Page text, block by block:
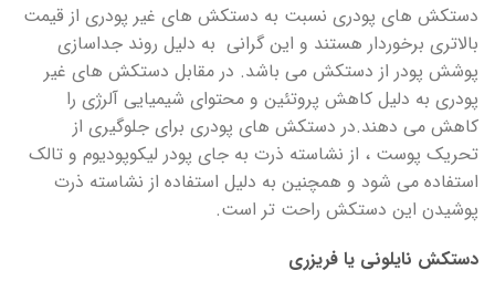
دستکش های پودری نسبت به دستکش های غیر پودری از قیمت
بالاتری برخوردار هستند و این گرانی به دلیل روند جداسازی
پوشش پودر از دستکش می باشد. در مقابل دستکش های غیر
پودری به دلیل کاهش پروتئین و محتوای شیمیایی آلرژی را
کاهش می دهند.در دستکش های پودری برای جلوگیری از
تحریک پوست ، از نشاسته ذرت به جای پودر لیکوپودیوم و تالک
استفاده می شود و همچنین به دلیل استفاده از نشاسته ذرت
پوشیدن این دستکش راحت تر است.
دستکش نایلونی یا فریزری